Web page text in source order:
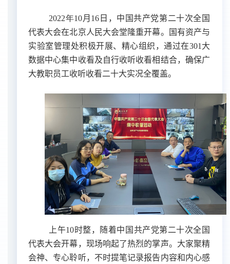
2022年10月 16 日，中国共产党第二十次全国
代表大会在北京人民大会堂隆重开幕。国有资产与
实验室管理处积极开展、精心组织，通过在301 大
数据中心集中收看及自行收听收看相结合，确保广
大教职员工收听收看二十大实况全覆盖。
上午10时整，随着中国共产党第二十次全国
代表大会开幕，现场响起了热烈的掌声。大家聚精
会神、专心聆听，不时提笔记录报告内容和内心感